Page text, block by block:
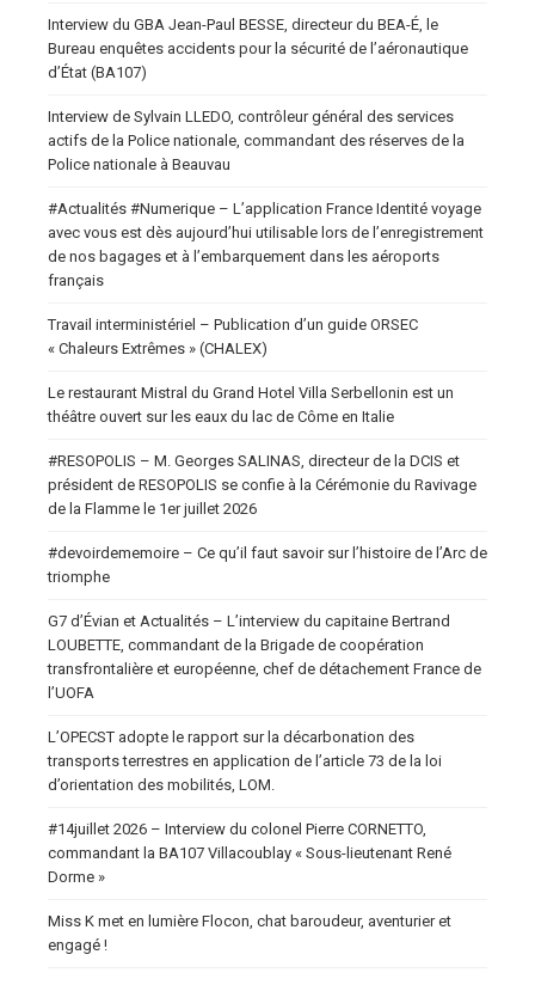
Interview du GBA Jean-Paul BESSE, directeur du BEA-É, le
Bureau enquêtes accidents pour la sécurité de l’aéronautique
d’État (BA107)
Interview de Sylvain LLEDO, contrôleur général des services
actifs de la Police nationale, commandant des réserves de la
Police nationale à Beauvau
#Actualités #Numerique – L’application France Identité voyage
avec vous est dès aujourd’hui utilisable lors de l’enregistrement
de nos bagages et à l’embarquement dans les aéroports
français
Travail interministériel – Publication d’un guide ORSEC
« Chaleurs Extrêmes » (CHALEX)
Le restaurant Mistral du Grand Hotel Villa Serbellonin est un
théâtre ouvert sur les eaux du lac de Côme en Italie
#RESOPOLIS – M. Georges SALINAS, directeur de la DCIS et
président de RESOPOLIS se confie à la Cérémonie du Ravivage
de la Flamme le 1er juillet 2026
#devoirdememoire – Ce qu’il faut savoir sur l’histoire de l’Arc de
triomphe
G7 d’Évian et Actualités – L’interview du capitaine Bertrand
LOUBETTE, commandant de la Brigade de coopération
transfrontalière et européenne, chef de détachement France de
l’UOFA
L’OPECST adopte le rapport sur la décarbonation des
transports terrestres en application de l’article 73 de la loi
d’orientation des mobilités, LOM.
#14juillet 2026 – Interview du colonel Pierre CORNETTO,
commandant la BA107 Villacoublay « Sous-lieutenant René
Dorme »
Miss K met en lumière Flocon, chat baroudeur, aventurier et
engagé !